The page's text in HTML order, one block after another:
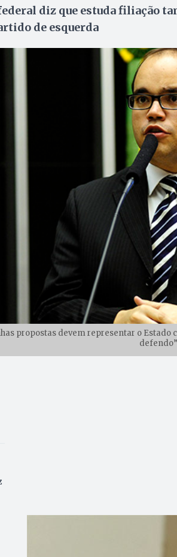
diz que estuda filiação
de esquerda
propostas devem representar o
defendo”